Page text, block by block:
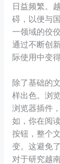
日益频繁。
碍，以便与
一领域的佼
通过不断创
际使用中变
除了基础的
样出色。浏
浏览器插件
如，你在阅
按钮，整个
变。这避免
对于研究越